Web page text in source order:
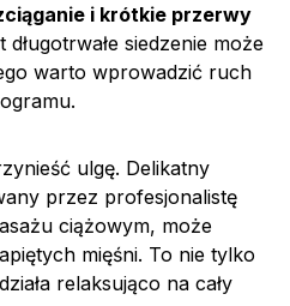
i krótkie przerwy
długotrwałe siedzenie może
warto wprowadzić ruch
ulgę. Delikatny
przez profesjonalistę
ciążowym, może
mięśni. To nie tylko
relaksująco na cały